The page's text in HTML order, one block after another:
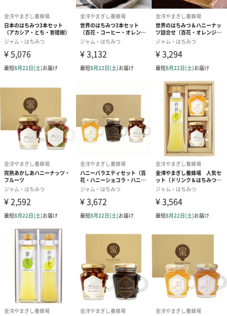
蜜蜂が愛するアカシアを、きっとあなたも好きになる。日
本のはちみつあかしあ
すっきりとクセがなく上品なアカシアはちみつは、 ファンも多く
色も澄んで美しいためギフトにも最適です。
朝食のトーストに
とろけるはちみつバタートーストで幸せな朝食タイム。クセがな
いのでシンプルなパンほどよく合います。
時間のない朝もすばやく栄養補給。
ヨーグルトとお腹にやさしく
ヨーグルトにはちみつ。定番の組み合わせも、腸内環境を整える
最高の相性です。
お好みのフルーツを入れても。
お料理をワンランク上に
はちみつは魚や肉の臭みを消し、お料理にコクと自然な甘みやテ